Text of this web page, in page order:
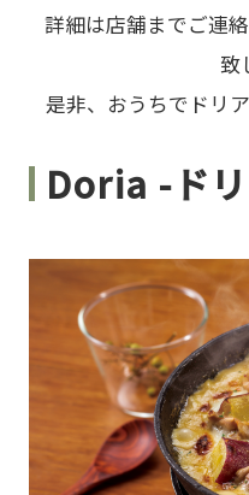
詳細は店舗までご連
致
是非、おうちでドリ
Doria -ド